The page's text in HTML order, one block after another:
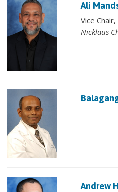
Ali
Vice
Nicklaus
Andrew